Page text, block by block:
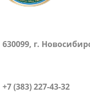
630099, г.
+7 (383) 227-43-32